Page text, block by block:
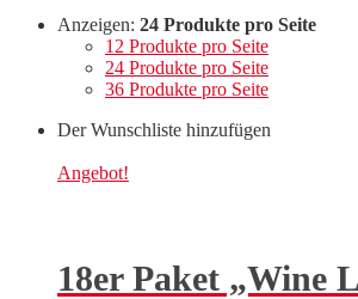
Anzeigen: 24 Produkte pro Seite
12 Produkte pro Seite
24 Produkte pro Seite
36 Produkte pro Seite
Der Wunschliste hinzufügen
Angebot!
18er Paket „Wine